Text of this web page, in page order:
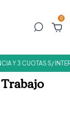
0
Y 3 CUOTAS S/